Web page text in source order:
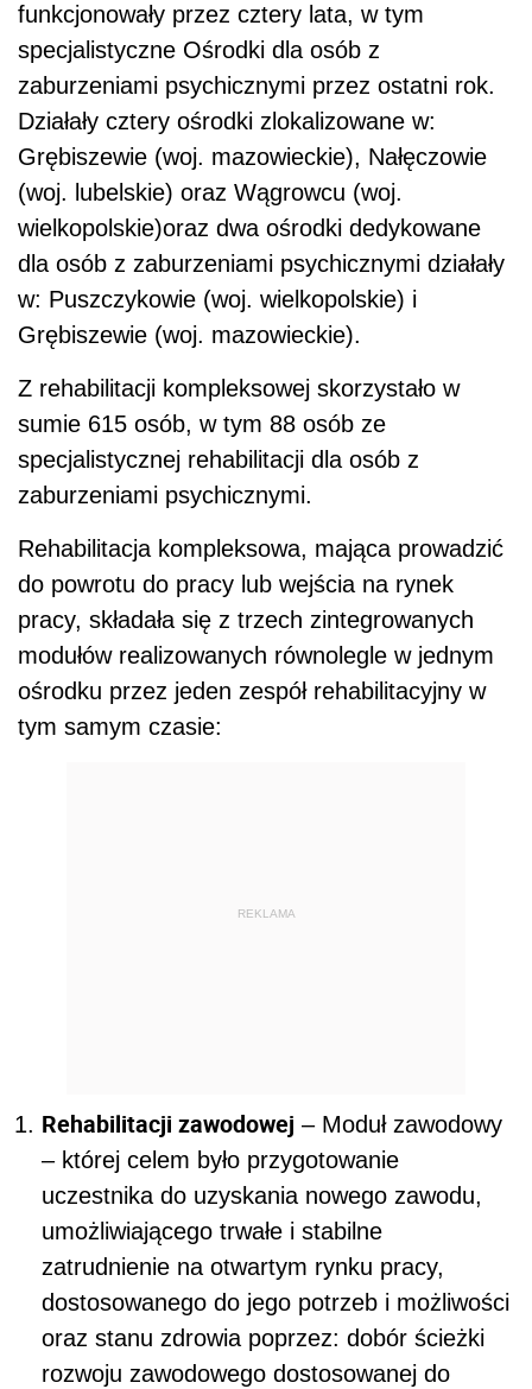
funkcjonowały przez cztery lata, w tym
specjalistyczne Ośrodki dla osób z
zaburzeniami psychicznymi przez ostatni rok.
Działały cztery ośrodki zlokalizowane w:
Grębiszewie (woj. mazowieckie), Nałęczowie
(woj. lubelskie) oraz Wągrowcu (woj.
wielkopolskie)oraz dwa ośrodki dedykowane
dla osób z zaburzeniami psychicznymi działały
w: Puszczykowie (woj. wielkopolskie) i
Grębiszewie (woj. mazowieckie).
Z rehabilitacji kompleksowej skorzystało w
sumie 615 osób, w tym 88 osób ze
specjalistycznej rehabilitacji dla osób z
zaburzeniami psychicznymi.
Rehabilitacja kompleksowa, mająca prowadzić
do powrotu do pracy lub wejścia na rynek
pracy, składała się z trzech zintegrowanych
modułów realizowanych równolegle w jednym
ośrodku przez jeden zespół rehabilitacyjny w
tym samym czasie:
REKLAMA
Rehabilitacji zawodowej – Moduł zawodowy
– której celem było przygotowanie
uczestnika do uzyskania nowego zawodu,
umożliwiającego trwałe i stabilne
zatrudnienie na otwartym rynku pracy,
dostosowanego do jego potrzeb i możliwości
oraz stanu zdrowia poprzez: dobór ścieżki
rozwoju zawodowego dostosowanej do